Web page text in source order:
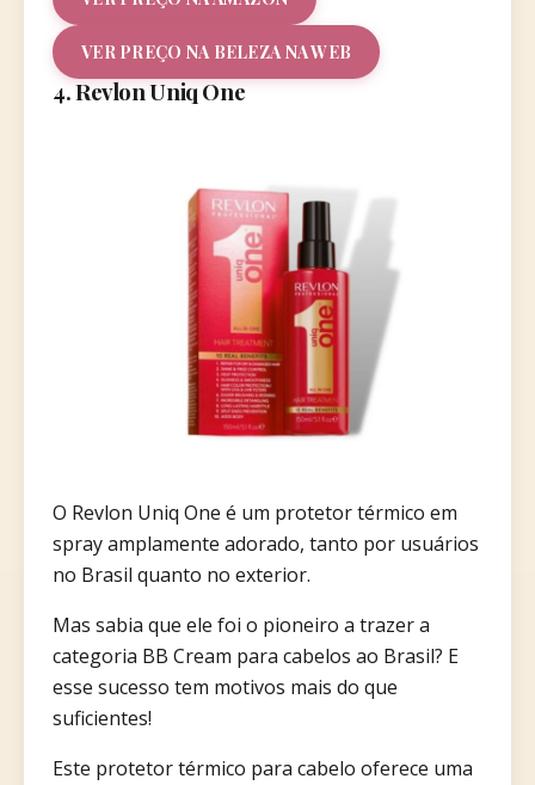
VER PREÇO NA BELEZA NA WEB
4. Revlon Uniq One
O Revlon Uniq One é um protetor térmico em
spray amplamente adorado, tanto por usuários
no Brasil quanto no exterior.
Mas sabia que ele foi o pioneiro a trazer a
categoria BB Cream para cabelos ao Brasil? E
esse sucesso tem motivos mais do que
suficientes!
Este protetor térmico para cabelo oferece uma